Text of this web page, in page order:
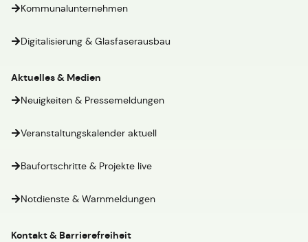
Kommunalunternehmen
Digitalisierung & Glasfaserausbau
Aktuelles & Medien
Neuigkeiten & Pressemeldungen
Veranstaltungskalender aktuell
Baufortschritte & Projekte live
Notdienste & Warnmeldungen
Kontakt & Barrierefreiheit